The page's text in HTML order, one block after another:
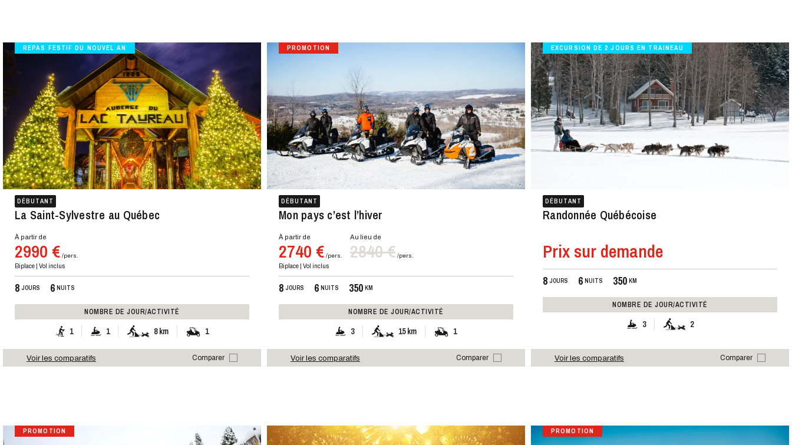
REPAS FESTIF DU NOUVEL AN
DÉBUTANT
La Saint-Sylvestre au Québec
À partir de
2990 € /pers.
Biplace | Vol inclus
8 JOURS 6 NUITS
NOMBRE DE JOUR/ACTIVITÉ
1 1 8 km 1
Voir les comparatifs Comparer
PROMOTION
DÉBUTANT
Mon pays c’est l’hiver
À partir de
2740 € /pers.
Biplace | Vol inclus
Au lieu de
2840 € /pers.
8 JOURS 6 NUITS 350 KM
NOMBRE DE JOUR/ACTIVITÉ
3 15 km 1
Voir les comparatifs Comparer
EXCURSION DE 2 JOURS EN TRAINEAU
DÉBUTANT
Randonnée Québécoise
Prix sur demande
8 JOURS 6 NUITS 350 KM
NOMBRE DE JOUR/ACTIVITÉ
3 2
Voir les comparatifs Comparer
PROMOTION PROMOTION